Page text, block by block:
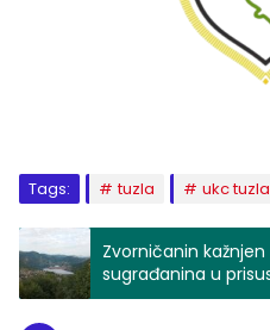
Tags: tuzla ukc tuzla
Zvorničanin
sugrađanina u